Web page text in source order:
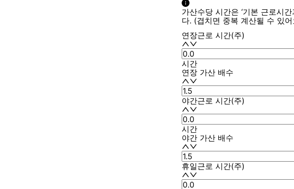
가산수당 시간은 ‘기본 근로시
다. (겹치면 중복 계산될 수 있어
연장근로 시간(주)
시간
연장 가산 배수
야간근로 시간(주)
시간
야간 가산 배수
휴일근로 시간(주)